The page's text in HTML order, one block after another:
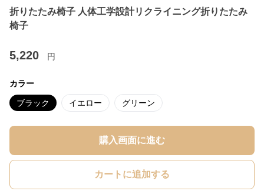
折りたたみ椅子 人体工学設計リクライニング折りたたみ
椅子
5,220 円
カラー
ブラック イエロー グリーン
購入画面に進む
カートに追加する